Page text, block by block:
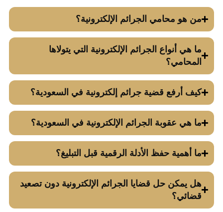
من هو محامي الجرائم الإلكترونية؟
ما هي أنواع الجرائم الإلكترونية التي يتولاها
المحامي؟
كيف أرفع قضية جرائم إلكترونية في السعودية؟
ما هي عقوبة الجرائم الإلكترونية في السعودية؟
ما أهمية حفظ الأدلة الرقمية قبل التبليغ؟
هل يمكن حل قضايا الجرائم الإلكترونية دون تصعيد
قضائي؟